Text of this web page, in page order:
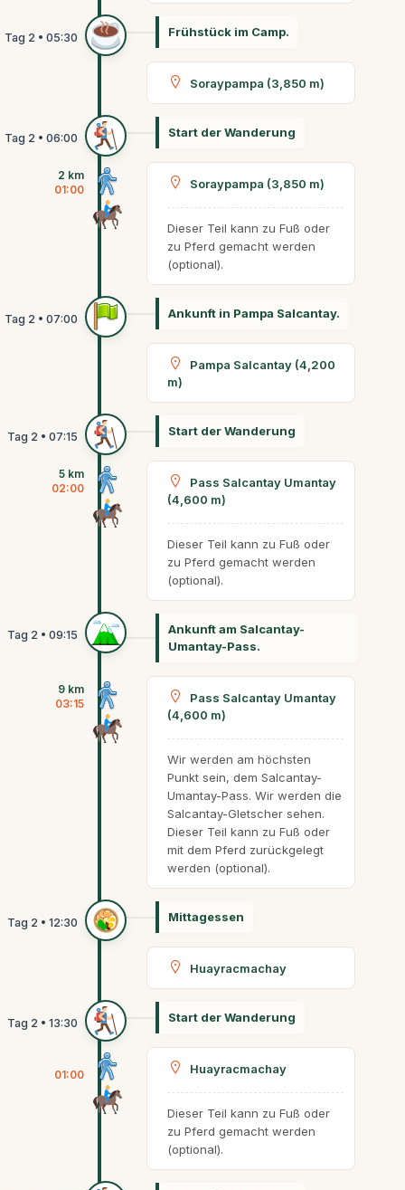
Frühstück im Camp.
Soraypampa (3,850 m)
Start der Wanderung
2 km
01:00
Soraypampa (3,850 m)
Dieser Teil kann zu Fuß oder
zu Pferd gemacht werden
(optional).
Ankunft in Pampa Salcantay.
Pampa Salcantay (4,200
m)
Start der Wanderung
5 km
02:00
Pass Salcantay Umantay
(4,600 m)
Dieser Teil kann zu Fuß oder
zu Pferd gemacht werden
(optional).
Ankunft am Salcantay-
Umantay-Pass.
9 km
03:15
Pass Salcantay Umantay
(4,600 m)
Wir werden am höchsten
Punkt sein, dem Salcantay-
Umantay-Pass. Wir werden die
Salcantay-Gletscher sehen.
Dieser Teil kann zu Fuß oder
mit dem Pferd zurückgelegt
werden (optional).
Mittagessen
Huayracmachay
Start der Wanderung
01:00 Huayracmachay
Dieser Teil kann zu Fuß oder
zu Pferd gemacht werden
(optional).